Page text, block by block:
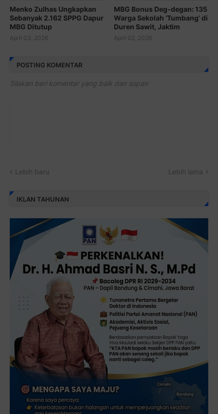
Menko Zulhas Ungkapkan
Sebanyak 2.162 SPPG Dapur
MBG Ditutup
April 03, 2026
MBG Bonus Deg-degan: 135
Warga Sekolah ‘Tumbang’ di
Duren Sawit, Jaktim
April 02, 2026
POSTING KOMENTAR
Silakan beri komentar yang baik dan sopan
Lebih baru Lebih lama
IKLAN TAHUNAN